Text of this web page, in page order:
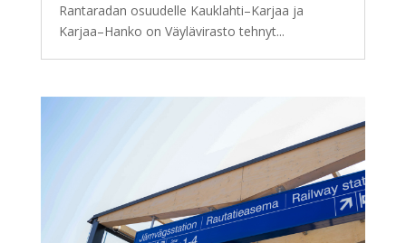
Rantaradan osuudelle Kauklahti–Karjaa ja
Karjaa–Hanko on Väylävirasto tehnyt...